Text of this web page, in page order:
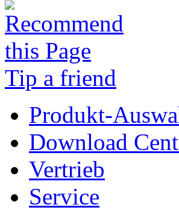
Tip a friend
Produkt-
Download
Vertrieb
Service